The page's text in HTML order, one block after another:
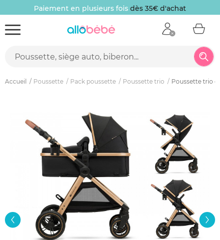
Paiement en plusieurs fois dès 35€ d'achat
Accueil Poussette Pack poussette Poussette trio Poussette trio